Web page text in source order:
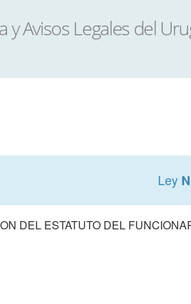
Ley
DEL ESTATUTO DEL